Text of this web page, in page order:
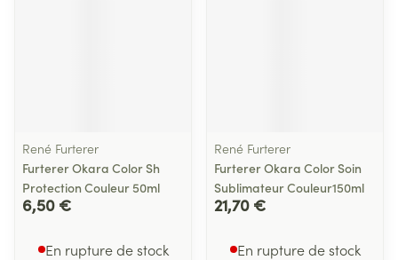
René Furterer
Furterer Okara Color Sh
Protection Couleur 50ml
6,50 €
En rupture de stock
René Furterer
Furterer Okara Color Soin
Sublimateur Couleur150ml
21,70 €
En rupture de stock